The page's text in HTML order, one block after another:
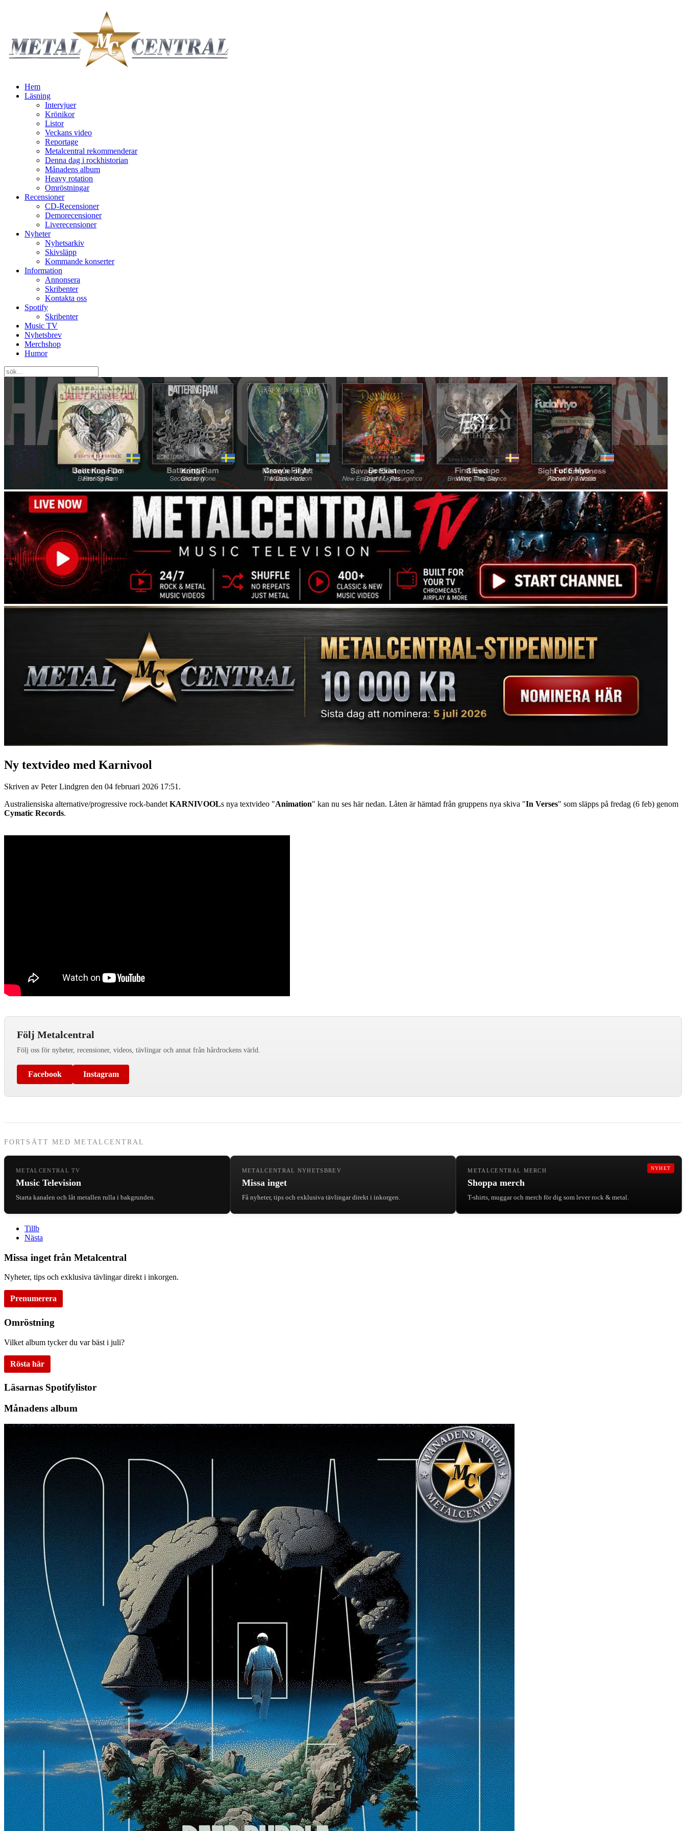
Hem
Läsning
Intervjuer
Krönikor
Listor
Veckans video
Reportage
Metalcentral rekommenderar
Denna dag i rockhistorian
Månadens album
Heavy rotation
Omröstningar
Recensioner
CD-Recensioner
Demorecensioner
Liverecensioner
Nyheter
Nyhetsarkiv
Skivsläpp
Kommande konserter
Information
Annonsera
Skribenter
Kontakta oss
Spotify
Skribenter
Music TV
Nyhetsbrev
Merchshop
Humor
Ny textvideo med Karnivool
Skriven av Peter Lindgren den 04 februari 2026 17:51 .
Australiensiska alternative/progressive rock-bandet KARNIVOOLs nya textvideo "Animation" kan nu ses här nedan. Låten är hämtad från gruppens nya skiva "In Verses" som släpps på fredag (6 feb) genom
Cymatic Records.
Följ Metalcentral
Följ oss för nyheter, recensioner, videos, tävlingar och annat från hårdrockens värld.
Facebook Instagram
FORTSÄTT MED METALCENTRAL
METALCENTRAL TV
Music Television
Starta kanalen och låt metallen rulla i bakgrunden.
METALCENTRAL NYHETSBREV
Missa inget
Få nyheter, tips och exklusiva tävlingar direkt i inkorgen.
NYHET
METALCENTRAL MERCH
Shoppa merch
T-shirts, muggar och merch för dig som lever rock & metal.
Tillb
Nästa
Missa inget från Metalcentral
Nyheter, tips och exklusiva tävlingar direkt i inkorgen.
Prenumerera
Omröstning
Vilket album tycker du var bäst i juli?
Rösta här
Läsarnas Spotifylistor
Månadens album